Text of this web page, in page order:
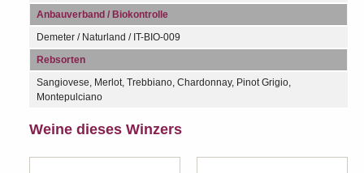
Anbauverband / Biokontrolle
Demeter / Naturland / IT-BIO-009
Rebsorten
Sangiovese, Merlot, Trebbiano, Chardonnay, Pinot Grigio,
Montepulciano
Weine dieses Winzers